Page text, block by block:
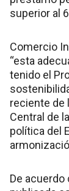
superior al
Comercio
“esta
tenido el
reciente de
Central de
política del
De